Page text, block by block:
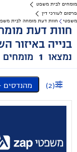
מומחים לבית משפט
פרסום לעורכי דין
משפטי
חוות דעת מומחה לבית
חוות דעת
בנייה באיזור
נמצאו 1 מומחים
(
2
) מהנדסים